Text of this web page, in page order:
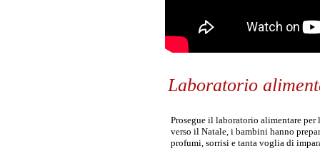
Laboratorio
Prosegue il laboratorio alimentare per
verso il Natale, i bambini hanno
profumi, sorrisi e tanta voglia di